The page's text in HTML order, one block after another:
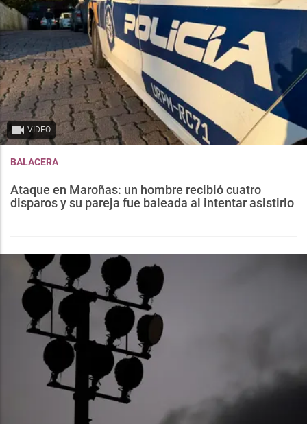
VIDEO
BALACERA
Ataque en Maroñas: un hombre recibió cuatro
disparos y su pareja fue baleada al intentar asistirlo